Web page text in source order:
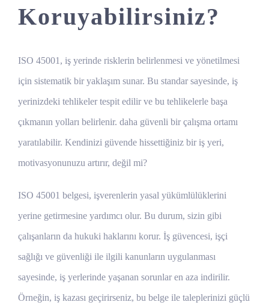
Koruyabilirsiniz?
ISO 45001, iş yerinde risklerin belirlenmesi ve yönetilmesi
için sistematik bir yaklaşım sunar. Bu standar sayesinde, iş
yerinizdeki tehlikeler tespit edilir ve bu tehlikelerle başa
çıkmanın yolları belirlenir. daha güvenli bir çalışma ortamı
yaratılabilir. Kendinizi güvende hissettiğiniz bir iş yeri,
motivasyonunuzu artırır, değil mi?
ISO 45001 belgesi, işverenlerin yasal yükümlülüklerini
yerine getirmesine yardımcı olur. Bu durum, sizin gibi
çalışanların da hukuki haklarını korur. İş güvencesi, işçi
sağlığı ve güvenliği ile ilgili kanunların uygulanması
sayesinde, iş yerlerinde yaşanan sorunlar en aza indirilir.
Örneğin, iş kazası geçirirseniz, bu belge ile taleplerinizi güçlü